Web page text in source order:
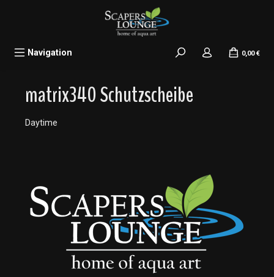
Navigation 0,00 €
matrix340 Schutzscheibe
Daytime